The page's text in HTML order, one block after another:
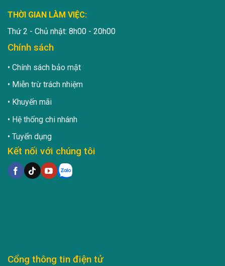
THỜI GIAN LÀM VIỆC:
Thứ 2 - Chủ nhật: 8h00 - 20h00
Chính sách
Chính sách bảo mật
Miễn trừ trách nhiệm
Khuyến mãi
Hệ thống chi nhánh
Tuyển dụng
Kết nối với chúng tôi
Cổng thông tin điện tử